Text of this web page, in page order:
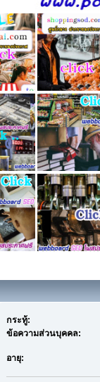
todaytimepost11
กระทู้:
ข้อความส่วนบุคคล:
อายุ: